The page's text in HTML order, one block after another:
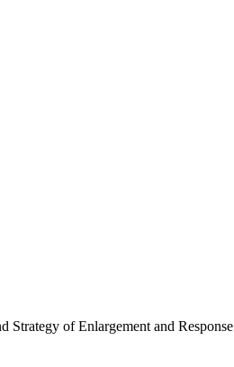
of Enlargement and Response